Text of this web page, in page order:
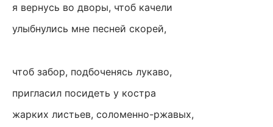
я вернусь во дворы, чтоб качели
улыбнулись мне песней скорей,
чтоб забор, подбоченясь лукаво,
пригласил посидеть у костра
жарких листьев, соломенно-ржавых,